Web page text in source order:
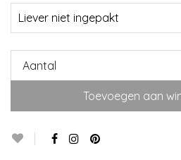
Aantal
Toevoegen aan